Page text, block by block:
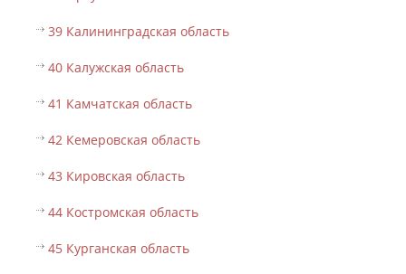
39 Калининградская область
40 Калужская область
41 Камчатская область
42 Кемеровская область
43 Кировская область
44 Костромская область
45 Курганская область